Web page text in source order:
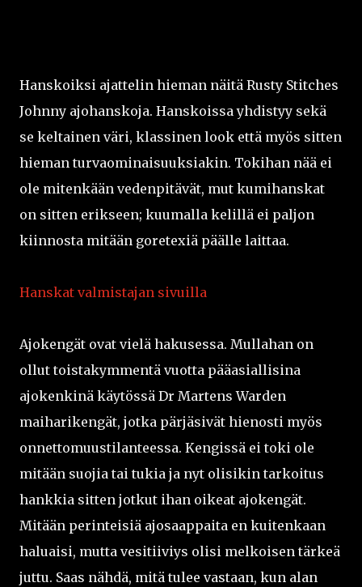
Hanskoiksi ajattelin hieman näitä Rusty Stitches
Johnny ajohanskoja. Hanskoissa yhdistyy sekä
se keltainen väri, klassinen look että myös sitten
hieman turvaominaisuuksiakin. Tokihan nää ei
ole mitenkään vedenpitävät, mut kumihanskat
on sitten erikseen; kuumalla kelillä ei paljon
kiinnosta mitään goretexiä päälle laittaa.
Hanskat valmistajan sivuilla
Ajokengät ovat vielä hakusessa. Mullahan on
ollut toistakymmentä vuotta pääasiallisina
ajokenkinä käytössä Dr Martens Warden
maiharikengät, jotka pärjäsivät hienosti myös
onnettomuustilanteessa. Kengissä ei toki ole
mitään suojia tai tukia ja nyt olisikin tarkoitus
hankkia sitten jotkut ihan oikeat ajokengät.
Mitään perinteisiä ajosaappaita en kuitenkaan
haluaisi, mutta vesitiiviys olisi melkoisen tärkeä
juttu. Saas nähdä, mitä tulee vastaan, kun alan